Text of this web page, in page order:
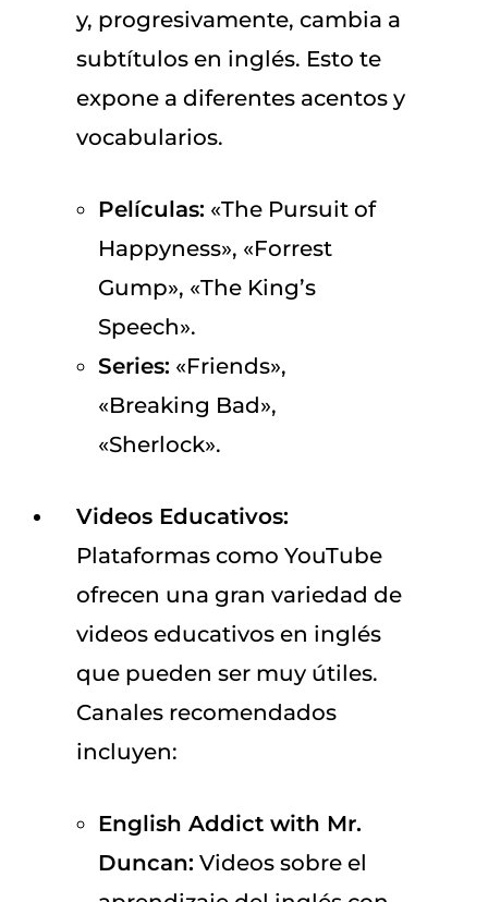
y, progresivamente, cambia a
subtítulos en inglés. Esto te
expone a diferentes acentos y
vocabularios.
Películas: «The Pursuit of
Happyness», «Forrest
Gump», «The King’s
Speech».
Series: «Friends»,
«Breaking Bad»,
«Sherlock».
Videos Educativos:
Plataformas como YouTube
ofrecen una gran variedad de
videos educativos en inglés
que pueden ser muy útiles.
Canales recomendados
incluyen:
English Addict with Mr.
Duncan: Videos sobre el